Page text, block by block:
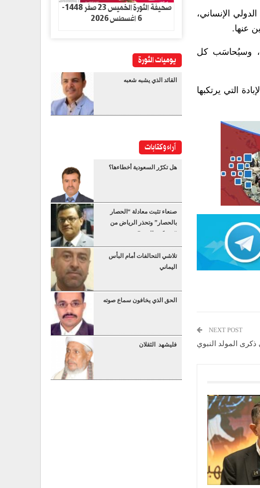
الإنساني،
عنها.
وسيُحاسَب كل
التي يرتكبها
NEXT POST
ذكرى المولد النبوي
صحيفة الثورة الخميس 23 صفر 1448-
6 اغسطس 2026
يوميات الثورة
القائد الذي يشبه شعبه
آراء وكتابات
هل تكرّر السعودية أخطاءها؟
صنعاء تثبت معادلة “الحصار
بالحصار” وتحذر الرياض من
“عسكرة البحر”
تلاشي التحالفات أمام البأس
اليماني
الحق الذي يخافون سماع صوته
فليشهد الثقلان